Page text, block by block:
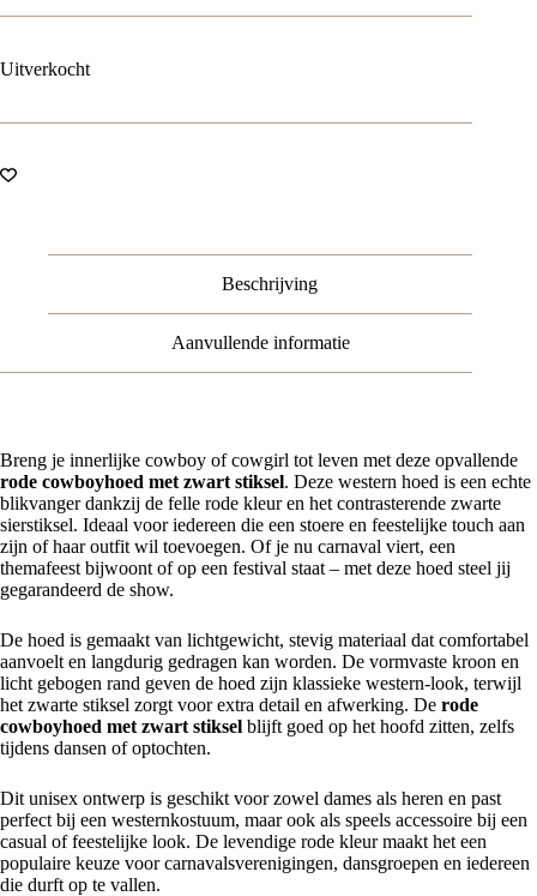
Uitverkocht
Beschrijving
Aanvullende informatie
Breng je innerlijke cowboy of cowgirl tot leven met deze opvallende
rode cowboyhoed met zwart stiksel. Deze western hoed is een echte
blikvanger dankzij de felle rode kleur en het contrasterende zwarte
sierstiksel. Ideaal voor iedereen die een stoere en feestelijke touch aan
zijn of haar outfit wil toevoegen. Of je nu carnaval viert, een
themafeest bijwoont of op een festival staat – met deze hoed steel jij
gegarandeerd de show.
De hoed is gemaakt van lichtgewicht, stevig materiaal dat comfortabel
aanvoelt en langdurig gedragen kan worden. De vormvaste kroon en
licht gebogen rand geven de hoed zijn klassieke western-look, terwijl
het zwarte stiksel zorgt voor extra detail en afwerking. De rode
cowboyhoed met zwart stiksel blijft goed op het hoofd zitten, zelfs
tijdens dansen of optochten.
Dit unisex ontwerp is geschikt voor zowel dames als heren en past
perfect bij een westernkostuum, maar ook als speels accessoire bij een
casual of feestelijke look. De levendige rode kleur maakt het een
populaire keuze voor carnavalsverenigingen, dansgroepen en iedereen
die durft op te vallen.